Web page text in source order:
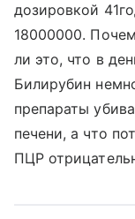
дозировкой
18000000.
ли это, что в
Билирубин
препараты
печени, а что
ПЦР